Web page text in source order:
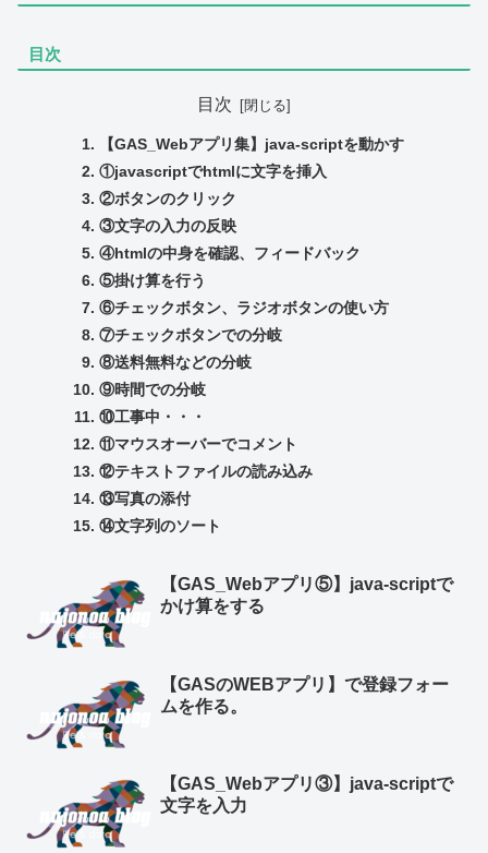
目次
目次
【GAS_Webアプリ集】java-scriptを動かす
①javascriptでhtmlに文字を挿入
②ボタンのクリック
③文字の入力の反映
④htmlの中身を確認、フィードバック
⑤掛け算を行う
⑥チェックボタン、ラジオボタンの使い方
⑦チェックボタンでの分岐
⑧送料無料などの分岐
⑨時間での分岐
⑩工事中・・・
⑪マウスオーバーでコメント
⑫テキストファイルの読み込み
⑬写真の添付
⑭文字列のソート
【GAS_Webアプリ⑤】java-scriptで
かけ算をする
【GASのWEBアプリ】で登録フォー
ムを作る。
【GAS_Webアプリ③】java-scriptで
文字を入力